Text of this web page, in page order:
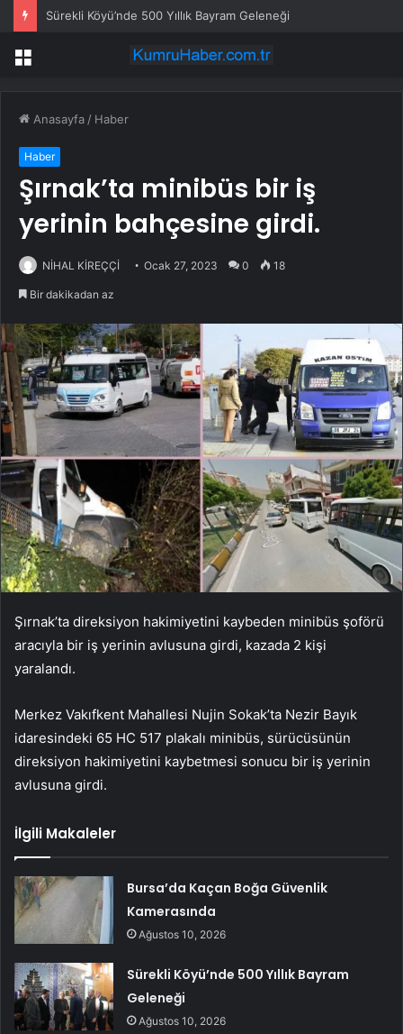
Sürekli Köyü’nde 500 Yıllık Bayram Geleneği
Menü
Anasayfa / Haber
Haber
Şırnak’ta minibüs bir iş
yerinin bahçesine girdi.
NİHAL KİREÇÇİ Ocak 27, 2023 0 18
Bir dakikadan az
Şırnak’ta direksiyon hakimiyetini kaybeden minibüs şoförü
aracıyla bir iş yerinin avlusuna girdi, kazada 2 kişi
yaralandı.
Merkez Vakıfkent Mahallesi Nujin Sokak’ta Nezir Bayık
idaresindeki 65 HC 517 plakalı minibüs, sürücüsünün
direksiyon hakimiyetini kaybetmesi sonucu bir iş yerinin
avlusuna girdi.
İlgili Makaleler
Bursa’da Kaçan Boğa Güvenlik
Kamerasında
Ağustos 10, 2026
Sürekli Köyü’nde 500 Yıllık Bayram
Geleneği
Ağustos 10, 2026